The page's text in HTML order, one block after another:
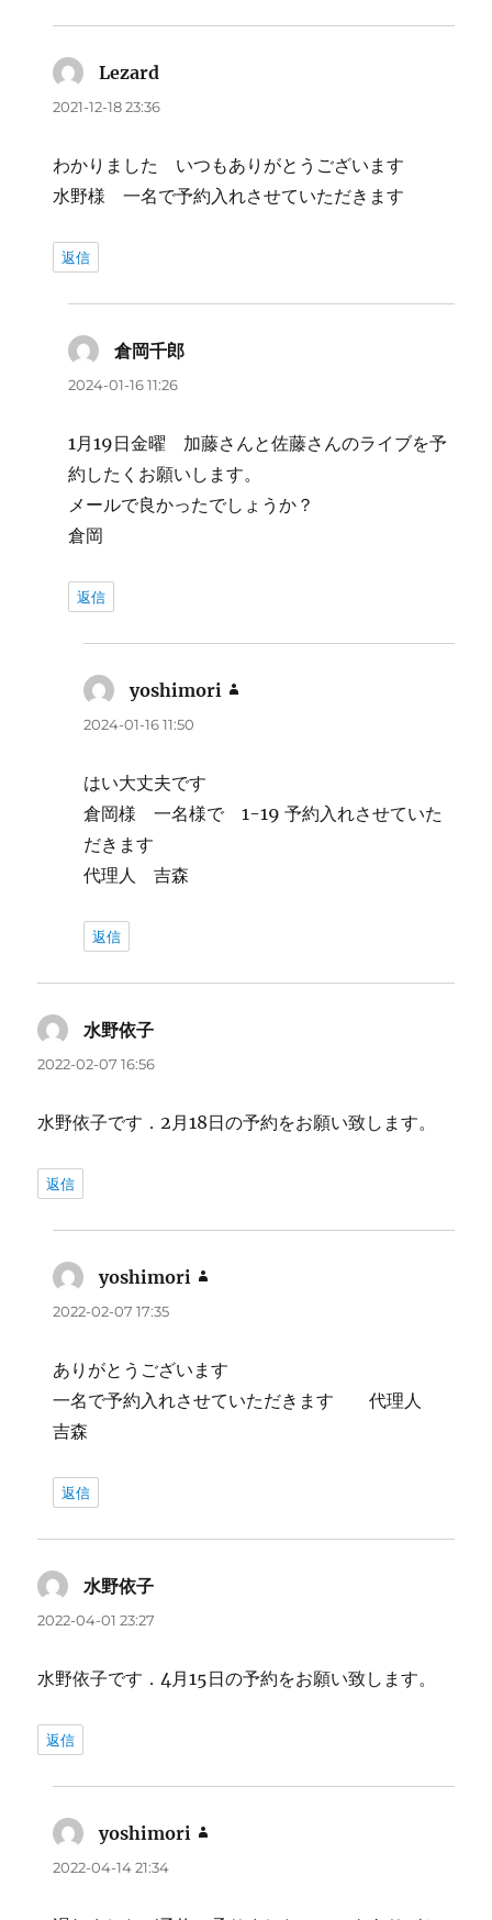
Lezard
り:
2021-12-18 23:36
わかりました いつもありがとうございます
水野様 一名で予約入れさせていただきます
返信
倉岡千郎
2024-01-16 11:26
1月19日金曜 加藤さんと佐藤さんのライブを予
約したくお願いします。
メールで良かったでしょうか？
倉岡
返信
yoshimori
2024-01-16 11:50
はい大丈夫です
倉岡様 一名様で 1-19 予約入れさせていた
だきます
代理人 吉森
返信
水野依子
り:
2022-02-07 16:56
水野依子です．2月18日の予約をお願い致します。
返信
yoshimori
2022-02-07 17:35
ありがとうございます
一名で予約入れさせていただきます 代理人
吉森
返信
水野依子
2022-04-01 23:27
水野依子です．4月15日の予約をお願い致します。
返信
yoshimori
2022-04-14 21:34